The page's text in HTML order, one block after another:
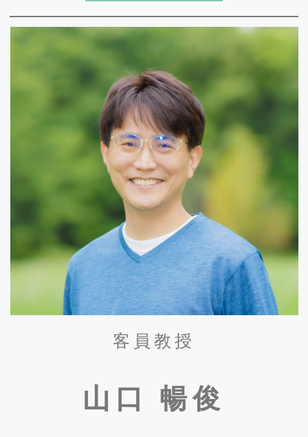
Brassinosteroid signaling in Arabidopsis”がpublish
されました。
白川一助教が参画している 学術変革領域B 天然物
生物学 の領域会議が開催され白川グループの学生
と共に参加しました。
2024.9/24
伊藤教授と南京大Sun Bo博士との共同研究の論
文”ZINC FINGER PROTEIN 11 induced by AGAMOUS
regulates proper ovule development by mediating
Brassinosteroid signaling in Arabidopsis”がThe
Plant Cell誌にアクセプトされました。
2024.9/3
和田七夕子助教が「 大学見本市2024～イノベーシ
ョン・ジャパン～」に出展し「自殖稔性および種
子サイズ操作によるナタネ新品種の開発」を発表
D2古田くん、Xuejingさん、M2中西くん、前田く
Bio Summer Camp 2024に参加しました。
客員教授
山口 暢俊